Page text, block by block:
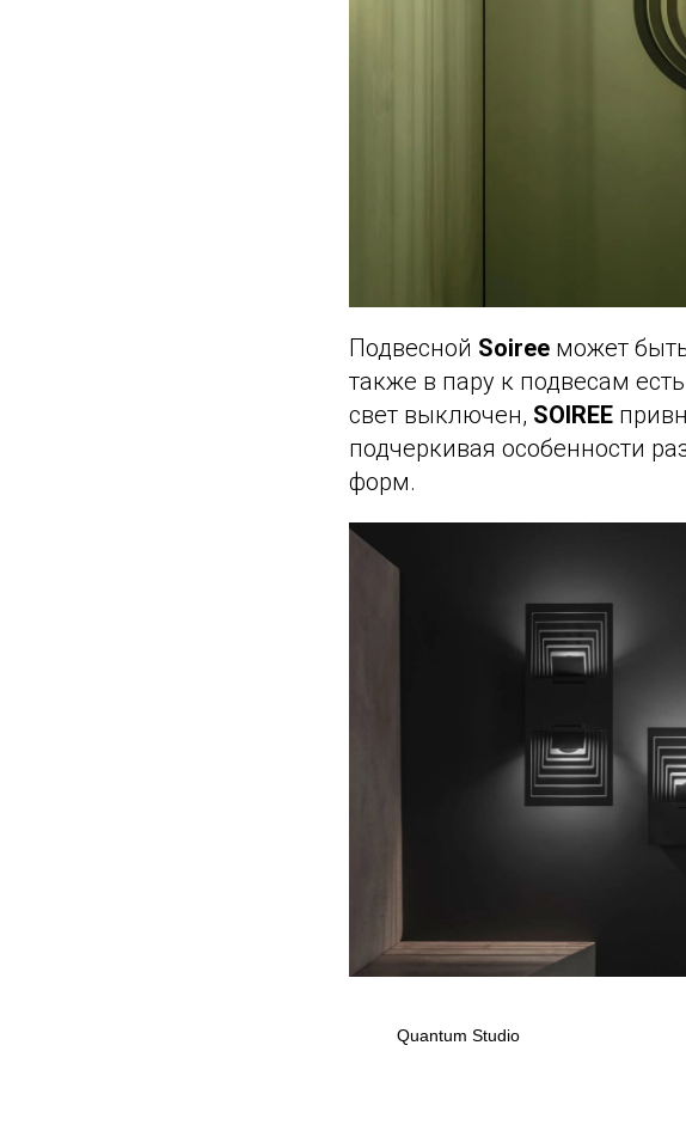
Подвесной Soiree может
также в пару к подвесам есть
свет выключен, SOIREE
подчеркивая особенности
форм.
Quantum Studio